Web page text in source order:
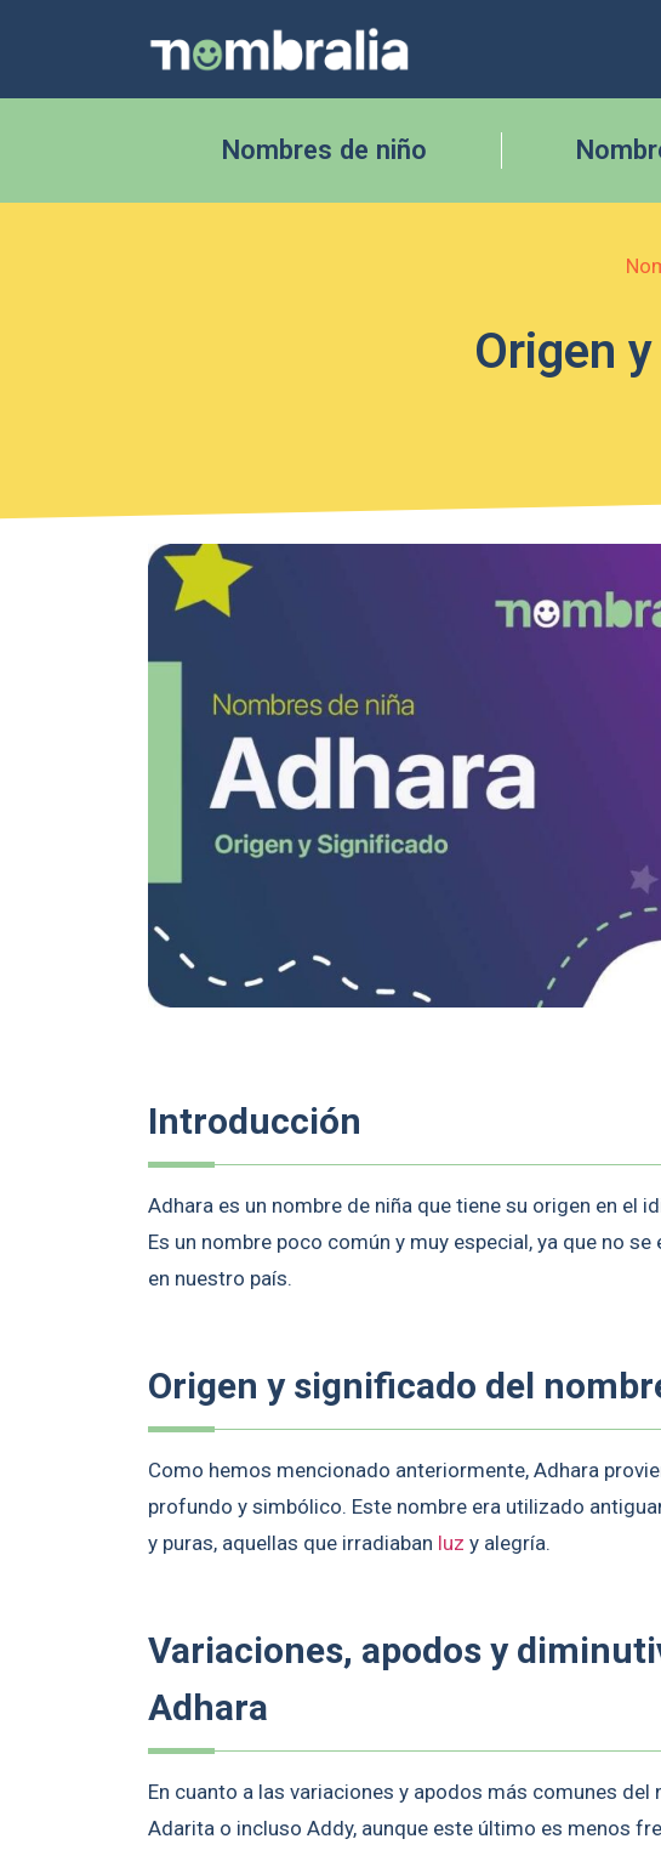
Nombres de niño
Origen
Introducción
Adhara es un nombre de niña que tiene su origen en el
Es un nombre poco común y muy especial, ya que no
en nuestro país.
Origen y significado del
Como hemos mencionado anteriormente, Adhara
profundo y simbólico. Este nombre era utilizado
y puras, aquellas que irradiaban luz y alegría.
Variaciones, apodos y
Adhara
En cuanto a las variaciones y apodos más comunes
Adarita o incluso Addy, aunque este último es menos